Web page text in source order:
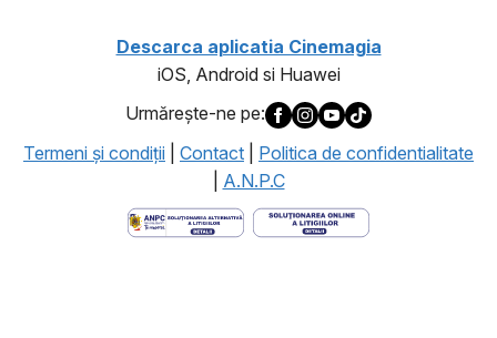
Descarca aplicatia Cinemagia
iOS, Android si Huawei
Urmăreşte-ne pe:
Termeni şi condiţii
Contact
Politica de confidentialitate
A.N.P.C